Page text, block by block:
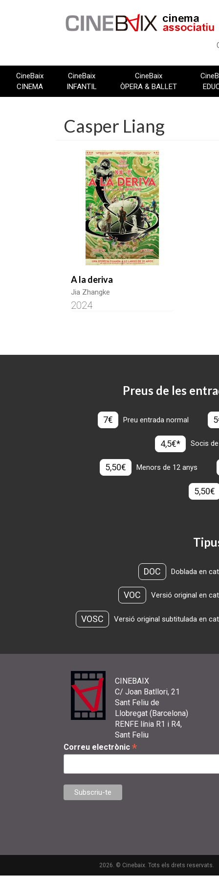
CineBaix
CINEMA
CineBaix
INFANTIL
CineBaix
ÒPERA & BALLET
Casper Liang
A la deriva
Jia Zhangke
2024
Preus de les
7€ Preu entrada normal
4,5€* Socis
5,50€ Menors de 12 anys
5,50€
DOC Doblada en
VOC Versió original en
VOSC Versió original subtitulada en
CINEBAIX
C/ Joan Batllori, 21
Sant Feliu de
Llobregat (Barcelona)
RENFE línia R1 i R4,
Sant Feliu
Correu electrònic *
2026. © Cinebaix. Tots els drets reservats.